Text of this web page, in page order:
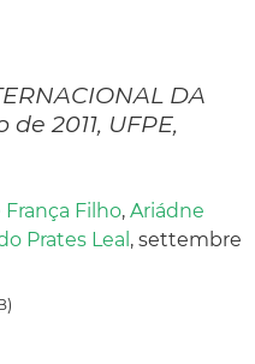
DA
2011, UFPE,
Filho, Ariádne
Prates Leal , settembre